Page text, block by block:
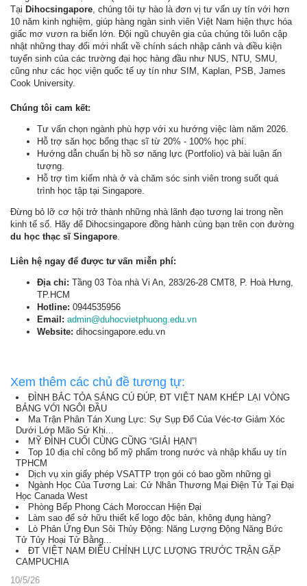
Tại Dihocsingapore , chúng tôi tự hào là đơn vị tư vấn uy tín với hơn
10 năm kinh nghiệm, giúp hàng ngàn sinh viên Việt Nam hiện thực hóa
giấc mơ vươn ra biển lớn. Đội ngũ chuyên gia của chúng tôi luôn cập
nhật những thay đổi mới nhất về chính sách nhập cảnh và điều kiện
tuyển sinh của các trường đại học hàng đầu như NUS, NTU, SMU,
cũng như các học viện quốc tế uy tín như SIM, Kaplan, PSB, James
Cook University.
Chúng tôi cam kết:
Tư vấn chọn ngành phù hợp với xu hướng việc làm năm 2026.
Hỗ trợ săn học bổng thạc sĩ từ 20% - 100% học phí.
Hướng dẫn chuẩn bị hồ sơ năng lực (Portfolio) và bài luận ấn
tượng.
Hỗ trợ tìm kiếm nhà ở và chăm sóc sinh viên trong suốt quá
trình học tập tại Singapore.
Đừng bỏ lỡ cơ hội trở thành những nhà lãnh đạo tương lai trong nền
kinh tế số. Hãy để Dihocsingapore đồng hành cùng bạn trên con đường
du học thạc sĩ Singapore
Liên hệ ngay để được tư vấn miễn phí:
Địa chỉ: Tầng 03 Tòa nhà Vi An, 283/26-28 CMT8, P. Hoà Hưng,
TP.HCM
Hotline: 0944535956
Email: admin@duhocvietphuong.edu.vn
Website: dihocsingapore.edu.vn
Xem thêm các chủ đề tương tự:
ĐÌNH BẮC TỎA SÁNG CÚ ĐÚP, ĐT VIỆT NAM KHÉP LẠI VÒNG
BẢNG VỚI NGÔI ĐẦU
Ma Trận Phân Tán Xung Lực: Sự Sụp Đổ Của Véc-tơ Giảm Xóc
Dưới Lớp Mão Sứ Khi...
MỸ ĐÌNH CUỐI CÙNG CŨNG “GIẢI HẠN”!
Top 10 địa chỉ công bố mỹ phẩm trong nước và nhập khẩu uy tín
TPHCM
Dịch vụ xin giấy phép VSATTP trọn gói có bao gồm những gì
Ngành Học Của Tương Lai: Cử Nhân Thương Mại Điện Tử Tại Đại
Học Canada West
Phòng Bếp Phong Cách Moroccan Hiện Đại
Làm sao để sở hữu thiết kế logo độc bản, không đụng hàng?
Lò Phản Ứng Đun Sôi Thủy Động: Năng Lượng Động Năng Bức
Tử Tủy Hoại Tử Bằng...
ĐT VIỆT NAM ĐIỀU CHỈNH LỰC LƯỢNG TRƯỚC TRẬN GẶP
CAMPUCHIA
10/5/26